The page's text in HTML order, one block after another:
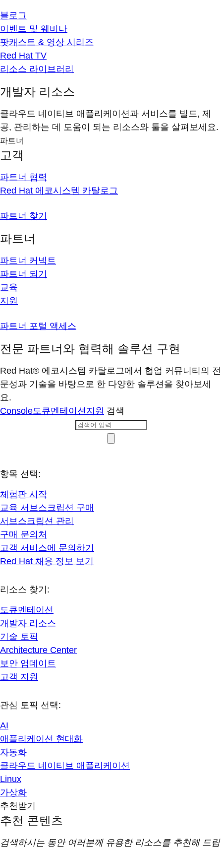
블로그
이벤트 및 웨비나
팟캐스트 & 영상 시리즈
Red Hat TV
리소스 라이브러리
개발자 리소스
클라우드 네이티브 애플리케이션과 서비스를 빌드, 제
공, 관리하는 데 도움이 되는 리소스와 툴을 살펴보세요.
파트너
고객
파트너 협력
Red Hat 에코시스템 카탈로그
파트너 찾기
파트너
파트너 커넥트
파트너 되기
교육
지원
파트너 포털 액세스
전문 파트너와 협력해 솔루션 구현
Red Hat® 에코시스템 카탈로그에서 협업 커뮤니티의 전
문성과 기술을 바탕으로 한 다양한 솔루션을 찾아보세
요.
Console도큐멘테이션지원 검색
항목 선택:
체험판 시작
교육 서브스크립션 구매
서브스크립션 관리
구매 문의처
고객 서비스에 문의하기
Red Hat 채용 정보 보기
리소스 찾기:
도큐멘테이션
개발자 리소스
기술 토픽
Architecture Center
보안 업데이트
고객 지원
관심 토픽 선택:
AI
애플리케이션 현대화
자동화
클라우드 네이티브 애플리케이션
Linux
가상화
추천받기
추천 콘텐츠
검색하시는 동안 여러분께 유용한 리소스를 추천해 드립